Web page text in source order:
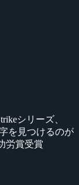
シリーズ、
を見つけるのが
労賞受賞